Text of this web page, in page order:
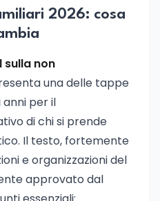
2026: cosa
sulla non
una delle tappe
per il
di chi si prende
Il testo, fortemente
e organizzazioni del
approvato dal